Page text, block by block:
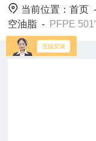
当前位置：首页 -
空油脂 - PFPE